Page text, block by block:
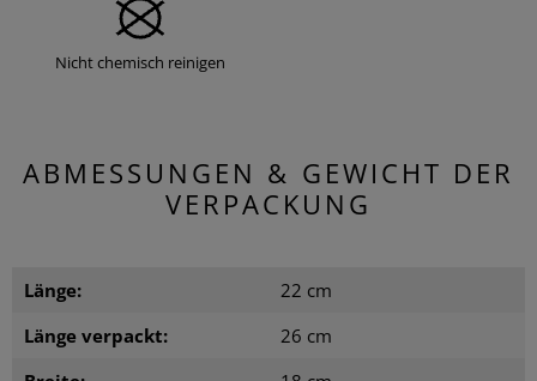
Nicht chemisch reinigen
ABMESSUNGEN & GEWICHT DER
VERPACKUNG
Länge:
22 cm
Länge verpackt:
26 cm